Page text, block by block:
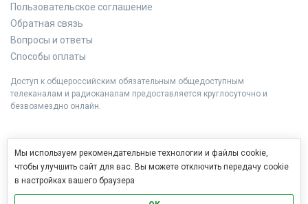
Пользовательское соглашение
Обратная связь
Вопросы и ответы
Способы оплаты
Доступ к общероссийским обязательным общедоступным
телеканалам и радиоканалам предоставляется круглосуточно и
безвозмездно онлайн.
Мы используем рекомендательные технологии и файлы cookie,
чтобы улучшить сайт для вас. Вы можете отключить передачу cookie
в настройках вашего браузера